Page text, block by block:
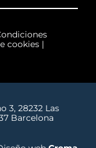
cookies|
3, 28232 Las
Barcelona